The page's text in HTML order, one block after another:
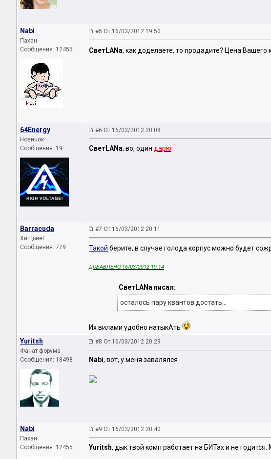
Nabi
Пахан
Сообщения: 12455
#5 От 16/03/2012 19:50
СветLANa, как доделаете, то продадите? Цена Вашего
64Energy
Новичок
Сообщения: 19
#6 От 16/03/2012 20:08
СветLANa, во, один дарю
Barracuda
ХиЩьнеГ
Сообщения: 779
#7 От 16/03/2012 20:11
Такой берите, в случае голода корпус можно будет
ДОБАВЛЕНО 16/03/2012 19:14
СветLANa писал:
осталось пару квантов достать...
Их вилами удобно натыкАть
Yuritsh
Фанат форума
Сообщения: 18498
#8 От 16/03/2012 20:29
Nabi, вот, у меня завалялся
Nabi
Пахан
Сообщения: 12455
#9 От 16/03/2012 20:40
Yuritsh, дык твой комп работает на БИТах и не